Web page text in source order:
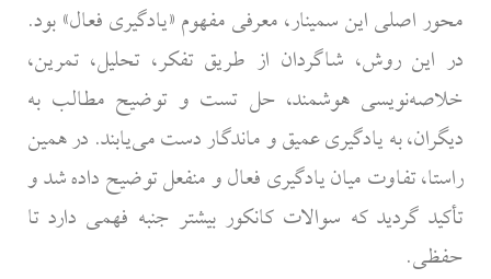
محور اصلی این سمینار، معرفی مفهوم «یادگیری فعال» بود.
در این روش، شاگردان از طریق تفکر، تحلیل، تمرین،
خلاصه‌نویسی هوشمند، حل تست و توضیح مطالب به
دیگران، به یادگیری عمیق و ماندگار دست می‌یابند. در همین
راستا، تفاوت میان یادگیری فعال و منفعل توضیح داده شد و
تأکید گردید که سوالات کانکور بیشتر جنبه فهمی دارد تا
حفظی.